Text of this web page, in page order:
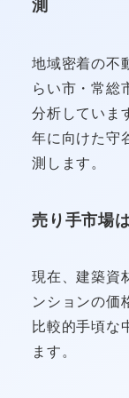
測
地域密着の不
らい市・常総
分析していま
年に向けた守
測します。
売り手市場
現在、建築資
ンションの価
比較的手頃な
ます。